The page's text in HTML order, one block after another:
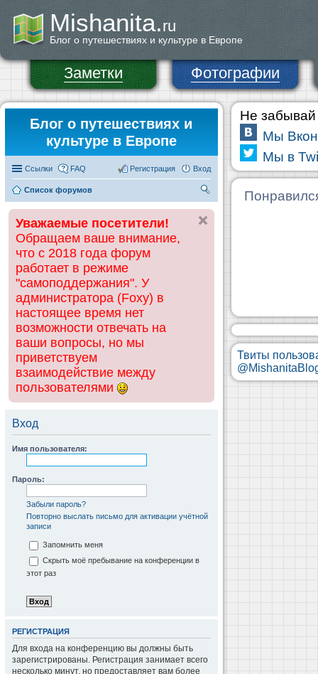
Mishanita.ru
Блог о путешествиях и культуре в Европе
Заметки Фотографии
Блог о путешествиях и
культуре в Европе
Ссылки FAQ Вход
Регистрация
Список форумов
ск
Уважаемые посетители!
Обращаем ваше внимание,
что с 2018 года форум
работает в режиме
"самоподдержания". У
администратора (Foxy) в
настоящее время нет
возможности отвечать на
ваши вопросы, но мы
приветствуем
взаимодействие между
пользователями
Вход
Имя пользователя:
Пароль:
Забыли пароль?
Повторно выслать письмо для активации учётной
записи
Запомнить меня
Скрыть моё пребывание на конференции в
этот раз
РЕГИСТРАЦИЯ
Для входа на конференцию вы должны быть
зарегистрированы. Регистрация занимает всего
несколько минут, но предоставляет вам более
Не забывай
Мы
Мы в
Твиты